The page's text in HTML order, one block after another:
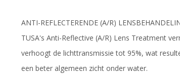
ANTI-REFLECTERENDE (A/R)
TUSA's Anti-Reflective (A/R) Lens Treatment
verhoogt de lichttransmissie tot 95%, wat
een beter algemeen zicht onder water.